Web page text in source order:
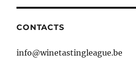
CONTACTS
info@winetastingleague.be